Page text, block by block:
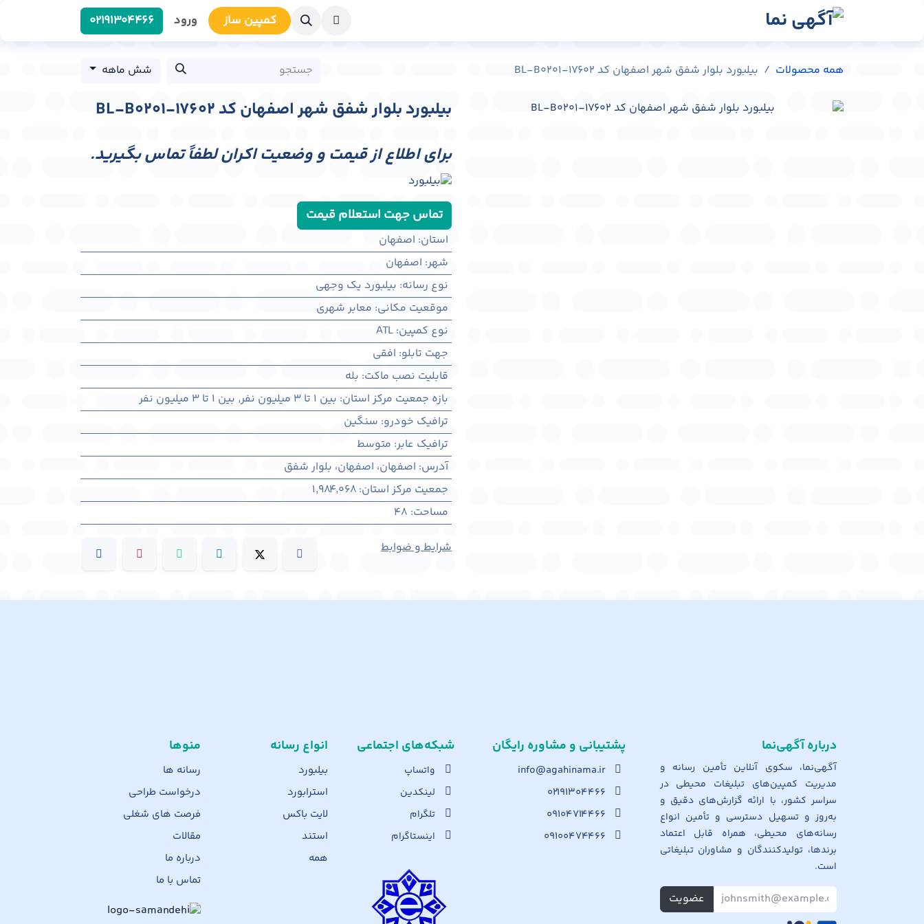
کمپین سا​​ز ورود 0219​1304466
همه محصولات بیلبورد بلوار شفق شهر اصفهان کد BL-B0201-17602 شش ماهه
بیلبورد بلوار شفق شهر اصفهان کد BL-B0201-17602
برای اطلاع از قیمت و وضعیت اکران لطفاً تماس بگیرید.
تماس جهت استعلام قیمت
استان: اصفهان
شهر: اصفهان
نوع رسانه: بیلبورد یک وجهی
موقعیت مکانی: معابر شهری
نوع کمپین:
ATL
جهت تابلو: افقی
قابلیت نصب ماکت: بله
بازه جمعیت مرکز استان: بین ۱ تا ۳ میلیون نفر , بین ۱ تا ۳ میلیون نفر
ترافیک خودرو: سنگین
ترافیک عابر: متوسط
آدرس: اصفهان، اصفهان، بلوار شفق
جمعیت مرکز استان:
1,984,068
مساحت:
48
شرایط و ضوابط
منوها
رسانه ها
درخواست طراحی
فرصت های شغلی
مقالات
درباره ما
تماس با ما
انواع رسانه
بیلبورد
استرابورد
لایت باکس
استند
همه
شبکه‌های اجت​ماعی
واتساپ
لینکدین
تلگرام
اینستاگرام
پشتیبانی و مشاوره رایگان
info@agahinama.ir
۰۲۱۹۱۳۰۴۴۶۶
۰۹۱۰۴۷۱۴۴۶۶
۰۹۱۰۰۴۷۴۴۶۶
درباره آگهی‌نما
آگهی‌نما، سکوی آنلاین تأمین رسانه و
مدیریت کمپین‌های تبلیغات محیطی در
سراسر کشور، با ارائه گزارش‌های دقیق و
به‌روز و تسهیل دسترسی و تأمین انواع
رسانه‌های محیطی، همراه قابل اعتماد
برندها، تولیدکنندگان و مشاوران تبلیغاتی
است.
عضویت